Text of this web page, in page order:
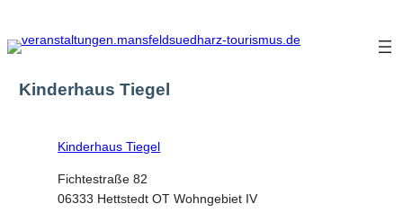
Inhalt
springen
Kinderhaus Tiegel
Kinderhaus Tiegel
Fichtestraße 82
06333 Hettstedt OT Wohngebiet IV